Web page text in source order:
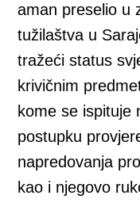
aman preselio u
tužilaštva u
tražeći status
krivičnim
kome se ispituje
postupku
napredovanja
kao i njegovo